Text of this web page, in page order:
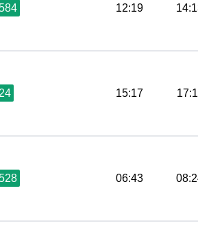
12:19
15:17
06:43